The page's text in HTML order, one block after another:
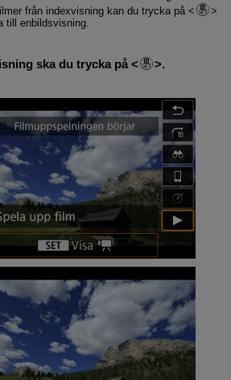
från indexvisning kan du trycka på
till enbildsvisning.
ska du trycka på
.